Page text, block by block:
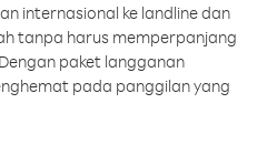
internasional ke landline dan
tanpa harus memperpanjang
paket langganan
pada panggilan yang